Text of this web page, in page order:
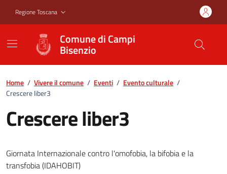
Regione Toscana
Comune di Campi
Bisenzio
Home / Vivere il comune / Eventi / Evento culturale /
Crescere liber3
Crescere liber3
Giornata Internazionale contro l'omofobia, la bifobia e la
transfobia (IDAHOBIT)